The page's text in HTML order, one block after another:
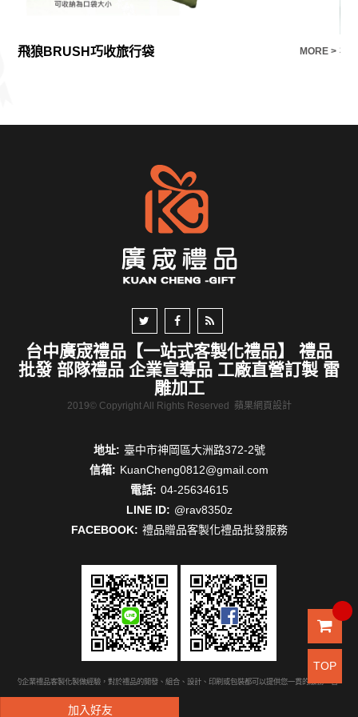
飛狼BRUSH巧收旅行袋 MORE > 禮
TOP
台中廣宬禮品【一站式客製化禮品】 禮品
批發 部隊禮品 企業宣導品 工廠直營訂製 雷
雕加工
2019© Copyright All Rights Reserved 蘋果網頁設計
地址: 臺中市神岡區大洲路372-2號
信箱: KuanCheng0812@gmail.com
電話: 04-25634615
LINE ID: @rav8350z
FACEBOOK: 禮品贈品客製化禮品批發服務
富的企業禮品客製化製做經驗，對於禮品的開發、組合、設計、印刷或包裝都可以提供您一貫的服務。台中
加入好友